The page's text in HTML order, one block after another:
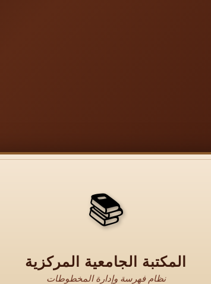
📚
المكتبة الجامعية المركزية
نظام فهرسة وإدارة المخطوطات